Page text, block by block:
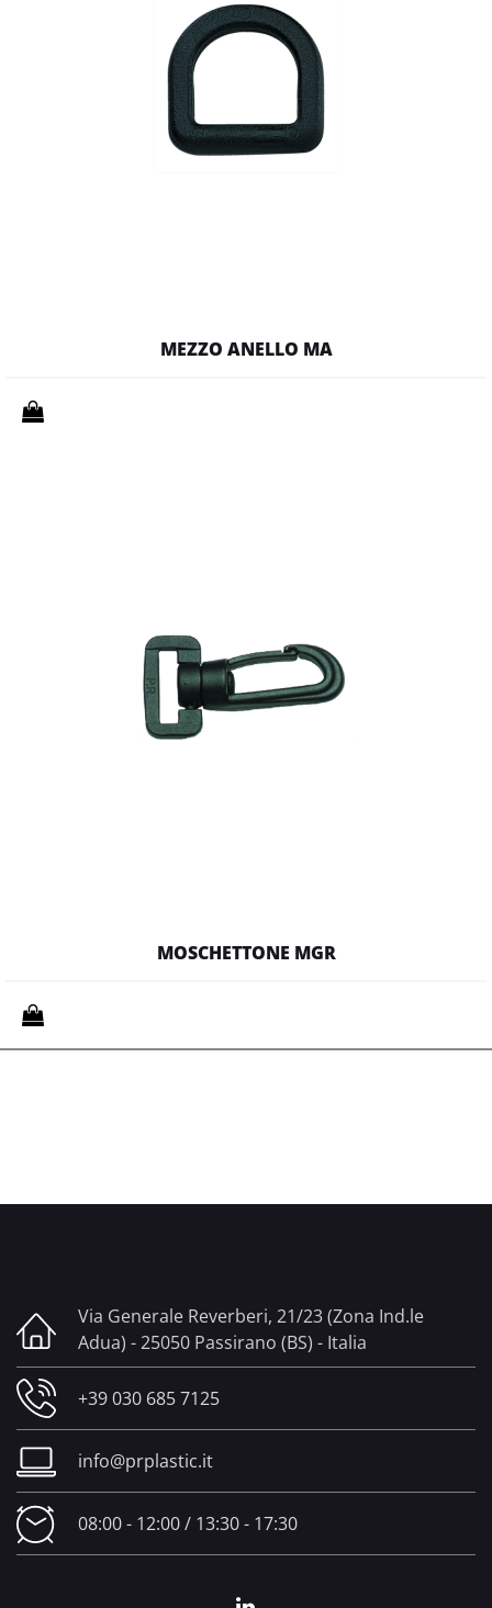
MEZZO ANELLO MA
Quantità
MOSCHETTONE MGR
Quantità
Via Generale Reverberi, 21/23 (Zona Ind.le
Adua) - 25050 Passirano (BS) - Italia
+39 030 685 7125
info@prplastic.it
08:00 - 12:00 / 13:30 - 17:30